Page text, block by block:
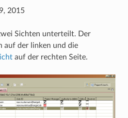
2015
Sichten unterteilt. Der
auf der linken und die
auf der rechten Seite.